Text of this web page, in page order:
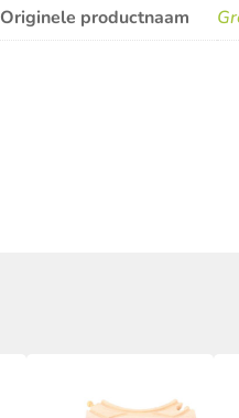
Originele productnaam